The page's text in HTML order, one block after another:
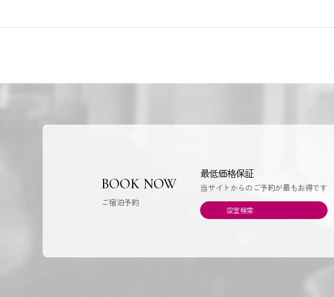
BOOK NOW
ご宿泊予約
最低価格保証
当サイトからのご予約が最もお得です
空室検索